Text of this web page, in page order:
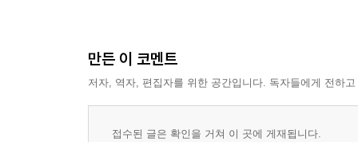
만든 이 코멘트
저자, 역자, 편집자를 위한 공간입니다. 독자들에게 전하
접수된 글은 확인을 거쳐 이 곳에 게재됩니다.